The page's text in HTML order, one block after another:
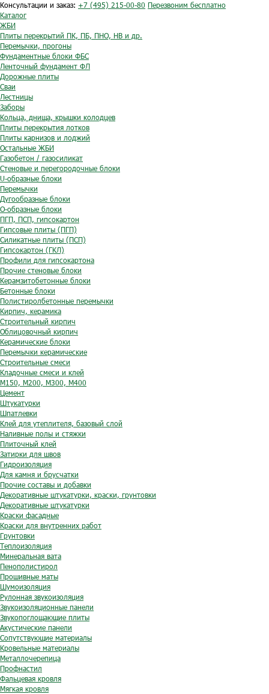
Консультации и заказ: +7 (495) 215-00-80 Перезвоним бесплатно
Каталог
ЖБИ
Плиты перекрытий ПК, ПБ, ПНО, НВ и др.
Перемычки, прогоны
Фундаментные блоки ФБС
Ленточный фундамент ФЛ
Дорожные плиты
Сваи
Лестницы
Заборы
Кольца, днища, крышки колодцев
Плиты перекрытия лотков
Плиты карнизов и лоджий
Остальные ЖБИ
Газобетон / газосиликат
Стеновые и перегородочные блоки
U-образные блоки
Перемычки
Дугообразные блоки
O-образные блоки
ПГП, ПСП, гипсокартон
Гипсовые плиты (ПГП)
Силикатные плиты (ПСП)
Гипсокартон (ГКЛ)
Профили для гипсокартона
Прочие стеновые блоки
Керамзитобетонные блоки
Бетонные блоки
Полистиролбетонные перемычки
Кирпич, керамика
Строительный кирпич
Облицовочный кирпич
Керамические блоки
Перемычки керамические
Строительные смеси
Кладочные смеси и клей
М150, М200, М300, М400
Цемент
Штукатурки
Шпатлевки
Клей для утеплителя, базовый слой
Наливные полы и стяжки
Плиточный клей
Затирки для швов
Гидроизоляция
Для камня и брусчатки
Прочие составы и добавки
Декоративные штукатурки, краски, грунтовки
Декоративные штукатурки
Краски фасадные
Краски для внутренних работ
Грунтовки
Теплоизоляция
Минеральная вата
Пенополистирол
Прошивные маты
Шумоизоляция
Рулонная звукоизоляция
Звукоизоляционные панели
Звукопоглощающие плиты
Акустические панели
Сопутствующие материалы
Кровельные материалы
Металлочерепица
Профнастил
Фальцевая кровля
Мягкая кровля